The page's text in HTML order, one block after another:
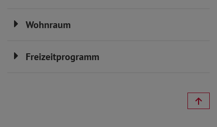
Wohnraum
Freizeitprogramm